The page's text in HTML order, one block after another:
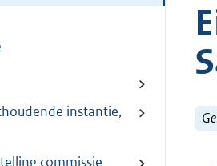
instantie,
commissie